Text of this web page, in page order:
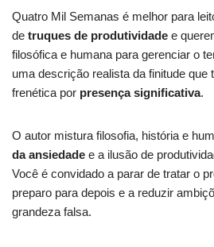
Quatro Mil Semanas é melhor para
de truques de produtividade e
filosófica e humana para gerenciar o
uma descrição realista da finitude que
frenética por presença significativa.
O autor mistura filosofia, história e
da ansiedade e a ilusão de
Você é convidado a parar de tratar o
preparo para depois e a reduzir
grandeza falsa.